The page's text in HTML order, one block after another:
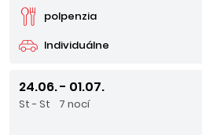
Individuálne
polpenzia
24.06. - 01.07.
St - St 7 nocí